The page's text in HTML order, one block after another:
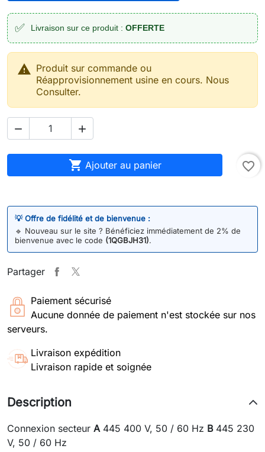
✅ Livraison sur ce produit : OFFERTE
 Produit sur commande ou
Réapprovisionnement usine en cours. Nous
Consulter.
 
 Ajouter au panier favorite_border
💡 Offre de fidélité et de bienvenue :
🔹 Nouveau sur le site ? Bénéficiez immédiatement de 2% de
bienvenue avec le code (1QGBJH31).
Partager
Paiement sécurisé
Aucune donnée de paiement n'est stockée sur nos
serveurs.
Livraison expédition
Livraison rapide et soignée
Description
Connexion secteur A 445 400 V, 50 / 60 Hz B445 230
V, 50 / 60 Hz